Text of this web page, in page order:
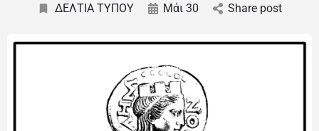
ΔΕΛΤΙΑ ΤΥΠΟΥ Μάι 30 Share post